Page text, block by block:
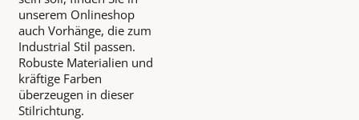
unserem Onlineshop
auch Vorhänge, die zum
Industrial Stil passen.
Robuste Materialien und
kräftige Farben
überzeugen in dieser
Stilrichtung.